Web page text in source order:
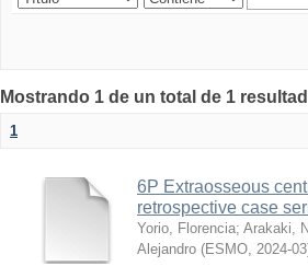
Mostrando 1 de un total de 1
1
6P Extraosseous
retrospective case
Yorio, Florencia; Arakaki,
Alejandro (ESMO, 2024-03